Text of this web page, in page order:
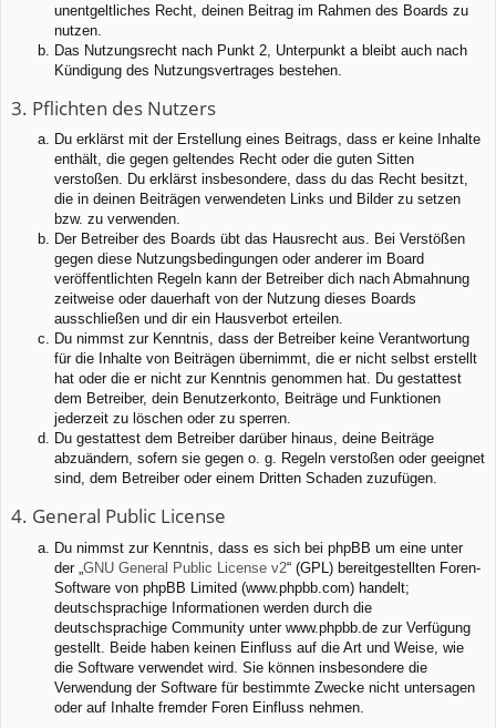
unentgeltliches Recht, deinen Beitrag im Rahmen des Boards zu
nutzen.
Das Nutzungsrecht nach Punkt 2, Unterpunkt a bleibt auch nach
Kündigung des Nutzungsvertrages bestehen.
3. Pflichten des Nutzers
Du erklärst mit der Erstellung eines Beitrags, dass er keine Inhalte
enthält, die gegen geltendes Recht oder die guten Sitten
verstoßen. Du erklärst insbesondere, dass du das Recht besitzt,
die in deinen Beiträgen verwendeten Links und Bilder zu setzen
bzw. zu verwenden.
Der Betreiber des Boards übt das Hausrecht aus. Bei Verstößen
gegen diese Nutzungsbedingungen oder anderer im Board
veröffentlichten Regeln kann der Betreiber dich nach Abmahnung
zeitweise oder dauerhaft von der Nutzung dieses Boards
ausschließen und dir ein Hausverbot erteilen.
Du nimmst zur Kenntnis, dass der Betreiber keine Verantwortung
für die Inhalte von Beiträgen übernimmt, die er nicht selbst erstellt
hat oder die er nicht zur Kenntnis genommen hat. Du gestattest
dem Betreiber, dein Benutzerkonto, Beiträge und Funktionen
jederzeit zu löschen oder zu sperren.
Du gestattest dem Betreiber darüber hinaus, deine Beiträge
abzuändern, sofern sie gegen o. g. Regeln verstoßen oder geeignet
sind, dem Betreiber oder einem Dritten Schaden zuzufügen.
4. General Public License
Du nimmst zur Kenntnis, dass es sich bei phpBB um eine unter
der „ GNU General Public License v2“ (GPL) bereitgestellten Foren-
Software von phpBB Limited (www.phpbb.com) handelt;
deutschsprachige Informationen werden durch die
deutschsprachige Community unter www.phpbb.de zur Verfügung
gestellt. Beide haben keinen Einfluss auf die Art und Weise, wie
die Software verwendet wird. Sie können insbesondere die
Verwendung der Software für bestimmte Zwecke nicht untersagen
oder auf Inhalte fremder Foren Einfluss nehmen.